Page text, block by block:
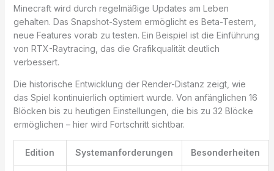
Minecraft wird durch regelmäßige Updates am Leben
gehalten. Das Snapshot-System ermöglicht es Beta-Testern,
neue Features vorab zu testen. Ein Beispiel ist die Einführung
von RTX-Raytracing, das die Grafikqualität deutlich
verbessert.
Die historische Entwicklung der Render-Distanz zeigt, wie
das Spiel kontinuierlich optimiert wurde. Von anfänglichen 16
Blöcken bis zu heutigen Einstellungen, die bis zu 32 Blöcke
ermöglichen – hier wird Fortschritt sichtbar.
Edition Systemanforderungen Besonderheiten